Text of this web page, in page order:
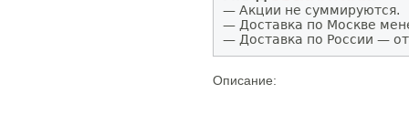
— Акции не суммируются.
— Доставка по Москве
— Доставка по России —
Описание: